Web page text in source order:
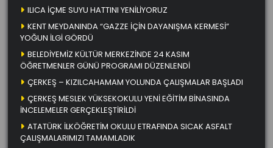
ILICA İÇME SUYU HATTINI YENİLİYORUZ
KENT MEYDANINDA “GAZZE İÇİN DAYANIŞMA KERMESİ”
YOĞUN İLGİ GÖRDÜ
BELEDİYEMİZ KÜLTÜR MERKEZİNDE 24 KASIM
ÖĞRETMENLER GÜNÜ PROGRAMI DÜZENLENDİ
ÇERKEŞ – KIZILCAHAMAM YOLUNDA ÇALIŞMALAR BAŞLADI
ÇERKEŞ MESLEK YÜKSEKOKULU YENİ EĞİTİM BİNASINDA
İNCELEMELER GERÇEKLEŞTİRİLDİ
ATATÜRK İLKÖĞRETİM OKULU ETRAFINDA SICAK ASFALT
ÇALIŞMALARIMIZI TAMAMLADIK